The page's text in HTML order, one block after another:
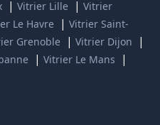
| Vitrier Lille | Vitrier
Le Havre | Vitrier Saint-
Grenoble | Vitrier Dijon |
| Vitrier Le Mans |